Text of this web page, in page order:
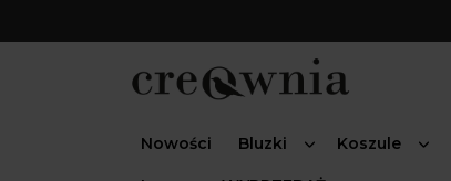
Nowości Bluzki Koszule